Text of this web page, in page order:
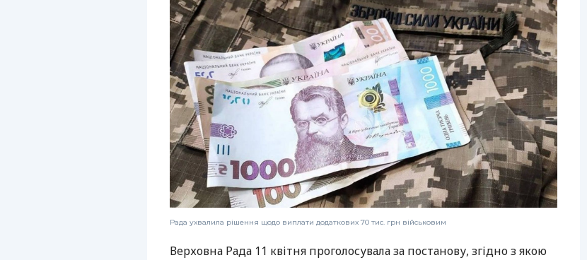
РЕЙТИНГ ДЕБЕТОВИХ
КАРТОК
ЩОМІСЯЧНИЙ ОГЛЯД
КЕШБЕКУ
ПУТІВНИКИ ПО
БАНКІВСЬКИХ КАРТКАХ
Рада ухвалила рішення щодо виплати додаткових 70 тис. грн військовим
Верховна Рада 11 квітня проголосувала за постанову, згідно з якою